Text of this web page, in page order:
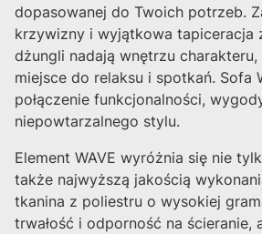
dopasowanej do Twoich potrzeb.
krzywizny i wyjątkowa tapiceracja
dżungli nadają wnętrzu
miejsce do relaksu i spotkań. Sofa
połączenie funkcjonalności,
niepowtarzalnego stylu.
Element WAVE wyróżnia się nie
także najwyższą jakością
tkanina z poliestru o wysokiej
trwałość i odporność na ścieranie,